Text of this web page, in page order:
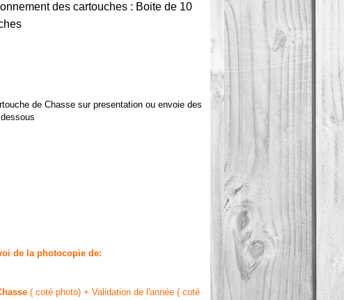
des cartouches : Boite de 10
de Chasse sur presentation ou envoie des
de la photocopie de:
( coté photo) + Validation de l'année ( coté